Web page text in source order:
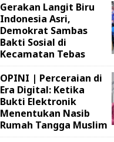
Gerakan Langit Biru
Indonesia Asri,
Demokrat Sambas
Bakti Sosial di
Kecamatan Tebas
OPINI | Perceraian di
Era Digital: Ketika
Bukti Elektronik
Menentukan Nasib
Rumah Tangga Muslim